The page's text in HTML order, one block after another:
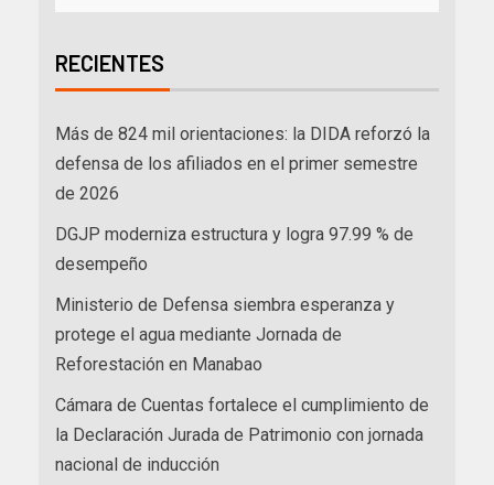
RECIENTES
Más de 824 mil orientaciones: la DIDA reforzó la
defensa de los afiliados en el primer semestre
de 2026
DGJP moderniza estructura y logra 97.99 % de
desempeño
Ministerio de Defensa siembra esperanza y
protege el agua mediante Jornada de
Reforestación en Manabao
Cámara de Cuentas fortalece el cumplimiento de
la Declaración Jurada de Patrimonio con jornada
nacional de inducción